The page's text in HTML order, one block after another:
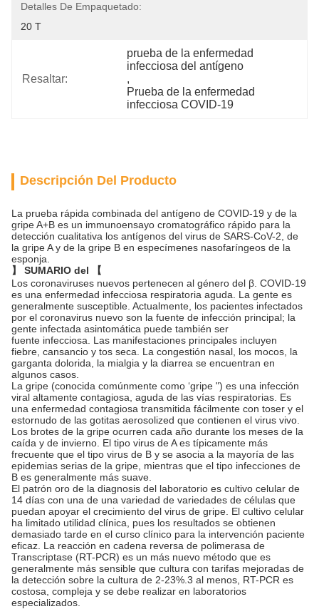
Detalles De Empaquetado:
20 T
Resaltar:
prueba de la enfermedad
infecciosa del antígeno
,
Prueba de la enfermedad
infecciosa COVID-19
Descripción Del Producto
La prueba rápida combinada del antígeno de COVID-19 y de la
gripe A+B es un immunoensayo cromatográfico rápido para la
detección cualitativa los antígenos del virus de SARS-CoV-2, de
la gripe A y de la gripe B en especímenes nasofaríngeos de la
esponja.
】 SUMARIO del 【
Los coronaviruses nuevos pertenecen al género del β. COVID-19
es una enfermedad infecciosa respiratoria aguda. La gente es
generalmente susceptible. Actualmente, los pacientes infectados
por el coronavirus nuevo son la fuente de infección principal; la
gente infectada asintomática puede también ser
fuente infecciosa. Las manifestaciones principales incluyen
fiebre, cansancio y tos seca. La congestión nasal, los mocos, la
garganta dolorida, la mialgia y la diarrea se encuentran en
algunos casos.
La gripe (conocida comúnmente como ‘gripe ") es una infección
viral altamente contagiosa, aguda de las vías respiratorias. Es
una enfermedad contagiosa transmitida fácilmente con toser y el
estornudo de las gotitas aerosolized que contienen el virus vivo.
Los brotes de la gripe ocurren cada año durante los meses de la
caída y de invierno. El tipo virus de A es típicamente más
frecuente que el tipo virus de B y se asocia a la mayoría de las
epidemias serias de la gripe, mientras que el tipo infecciones de
B es generalmente más suave.
El patrón oro de la diagnosis del laboratorio es cultivo celular de
14 días con una de una variedad de variedades de células que
puedan apoyar el crecimiento del virus de gripe. El cultivo celular
ha limitado utilidad clínica, pues los resultados se obtienen
demasiado tarde en el curso clínico para la intervención paciente
eficaz. La reacción en cadena reversa de polimerasa de
Transcriptase (RT-PCR) es un más nuevo método que es
generalmente más sensible que cultura con tarifas mejoradas de
la detección sobre la cultura de 2-23%.3 al menos, RT-PCR es
costosa, compleja y se debe realizar en laboratorios
especializados.